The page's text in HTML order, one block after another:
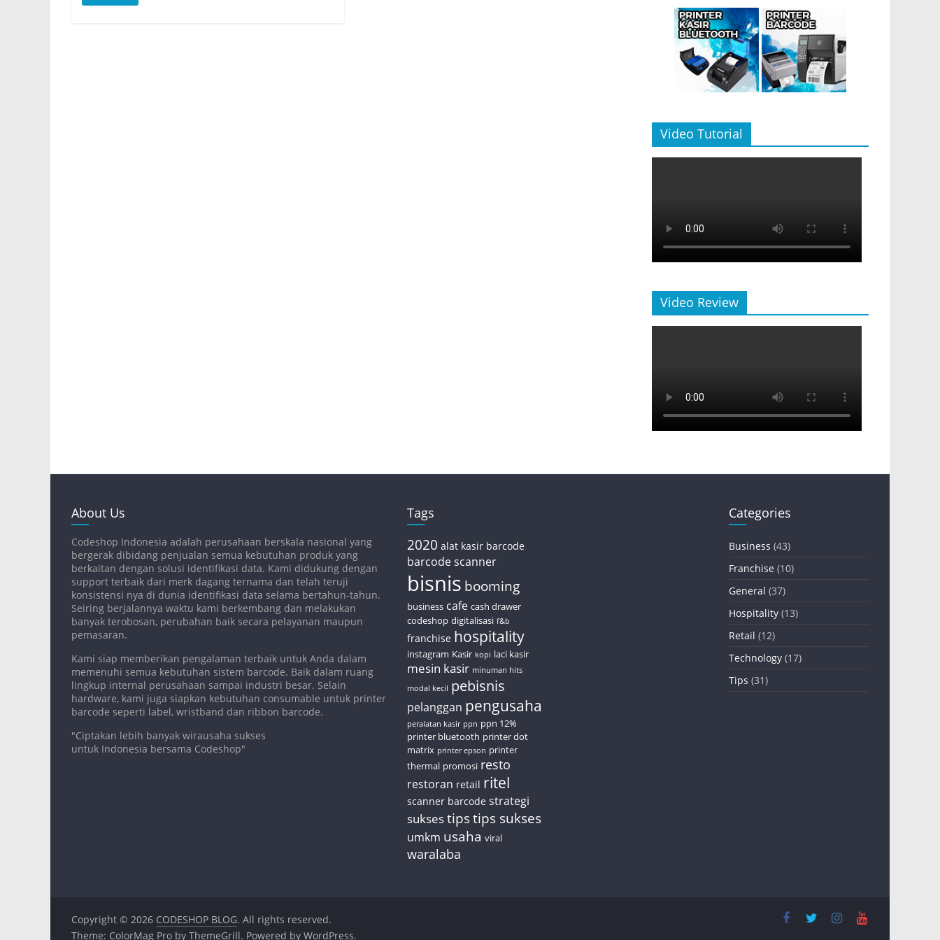
Video Tutorial
Video Review
About Us
Codeshop Indonesia adalah perusahaan berskala nasional yang
bergerak dibidang penjualan semua kebutuhan produk yang
berkaitan dengan solusi identifikasi data. Kami didukung dengan
support terbaik dari merk dagang ternama dan telah teruji
konsistensi nya di dunia identifikasi data selama bertahun-tahun.
Seiring berjalannya waktu kami berkembang dan melakukan
banyak terobosan, perubahan baik secara pelayanan maupun
pemasaran.
Kami siap memberikan pengalaman terbaik untuk Anda dalam
memenuhi semua kebutuhan sistem barcode. Baik dalam ruang
lingkup internal perusahaan sampai industri besar. Selain
hardware, kami juga siapkan kebutuhan consumable untuk printer
barcode seperti label, wristband dan ribbon barcode.
"Ciptakan lebih banyak wirausaha sukses
untuk Indonesia bersama Codeshop"
Tags
2020 alat kasir barcode
barcode scanner
bisnis booming
business cafe cash drawer
codeshop digitalisasi f&b
franchise hospitality
instagram Kasir kopi laci kasir
mesin kasir minuman hits
modal kecil pebisnis
pelanggan pengusaha
peralatan kasir ppn ppn 12%
printer bluetooth printer dot
matrix printer epson printer
thermal promosi resto
restoran retail ritel
scanner barcode strategi
suksestipstips sukses
umkm usaha viral
waralaba
Categories
Business (43)
Franchise (10)
General (37)
Hospitality (13)
Retail (12)
Technology (17)
Tips (31)
Copyright © 2026 CODESHOP BLOG. All rights reserved.
Theme: ColorMag Pro by ThemeGrill. Powered by WordPress.